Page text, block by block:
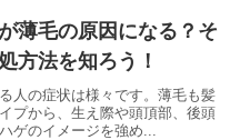
薄毛の原因になる？そ
方法を知ろう！
人の症状は様々です。薄毛も髪
プから、生え際や頭頂部、後頭
ゲのイメージを強め...